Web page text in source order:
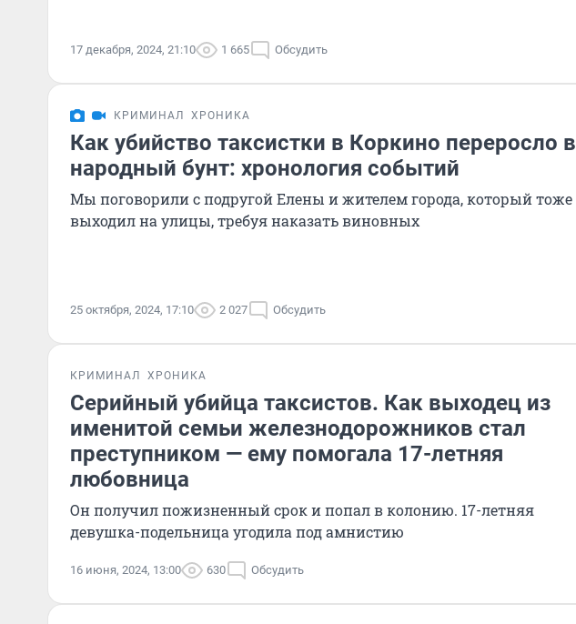
17 декабря, 2024, 21:10 1 665 Обсудить
КРИМИНАЛ ХРОНИКА
Как убийство таксистки в Коркино переросло в
народный бунт: хронология событий
Мы поговорили с подругой Елены и жителем города, который тоже
выходил на улицы, требуя наказать виновных
25 октября, 2024, 17:10 2 027 Обсудить
КРИМИНАЛ ХРОНИКА
Серийный убийца таксистов. Как выходец из
именитой семьи железнодорожников стал
преступником — ему помогала 17-летняя
любовница
Он получил пожизненный срок и попал в колонию. 17-летняя
девушка-подельница угодила под амнистию
16 июня, 2024, 13:00 630 Обсудить